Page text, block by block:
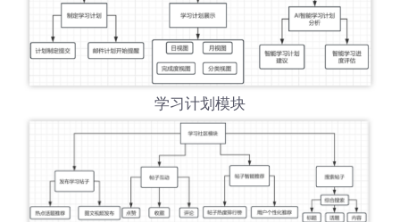
学习计划模块